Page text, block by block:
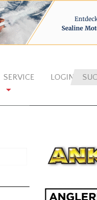
SERVICE LOGIN